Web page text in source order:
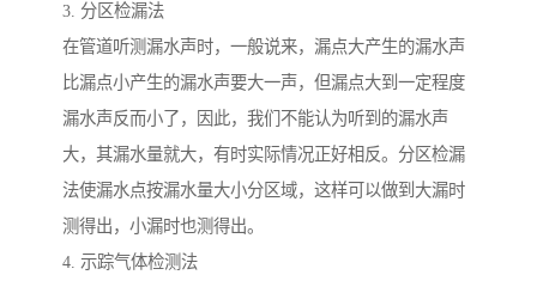
3. 分区检漏法
在管道听测漏水声时，一般说来，漏点大产生的漏水声
比漏点小产生的漏水声要大一声，但漏点大到一定程度
漏水声反而小了，因此，我们不能认为听到的漏水声
大，其漏水量就大，有时实际情况正好相反。分区检漏
法使漏水点按漏水量大小分区域，这样可以做到大漏时
测得出，小漏时也测得出。
4. 示踪气体检测法